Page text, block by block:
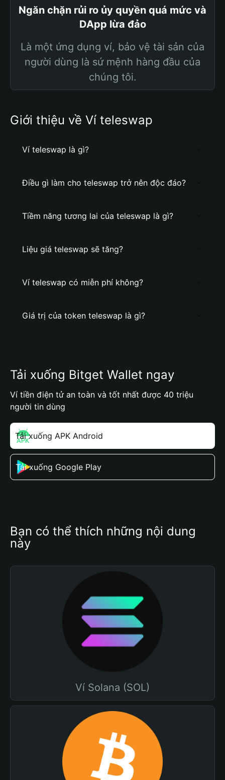
Ngăn chặn rủi ro ủy quyền quá mức và
DApp lừa đảo
Là một ứng dụng ví, bảo vệ tài sản của
người dùng là sứ mệnh hàng đầu của
chúng tôi.
Giới thiệu về Ví teleswap
Ví teleswap là gì?
Điều gì làm cho teleswap trở nên độc đáo?
Tiềm năng tương lai của teleswap là gì?
Liệu giá teleswap sẽ tăng?
Ví teleswap có miễn phí không?
Giá trị của token teleswap là gì?
Tải xuống Bitget Wallet ngay
Ví tiền điện tử an toàn và tốt nhất được 40 triệu
người tin dùng
Tải xuống APK Android
Tải xuống Google Play
Bạn có thể thích những nội dung
này
Ví Solana (SOL)